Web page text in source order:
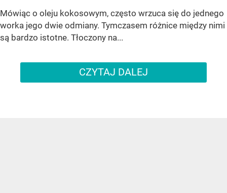
Mówiąc o oleju kokosowym, często wrzuca się do jednego
worka jego dwie odmiany. Tymczasem różnice między nimi
są bardzo istotne. Tłoczony na...
CZYTAJ DALEJ